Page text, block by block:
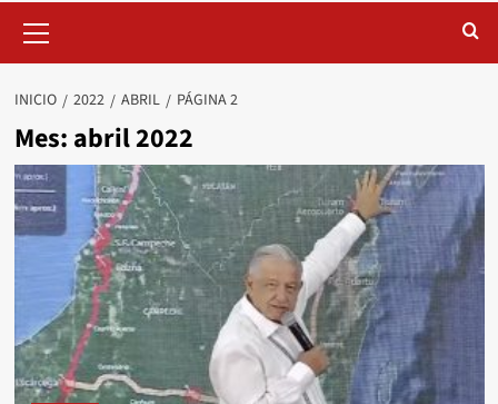
principal
INICIO 2022 ABRIL PÁGINA 2
Mes: abril 2022